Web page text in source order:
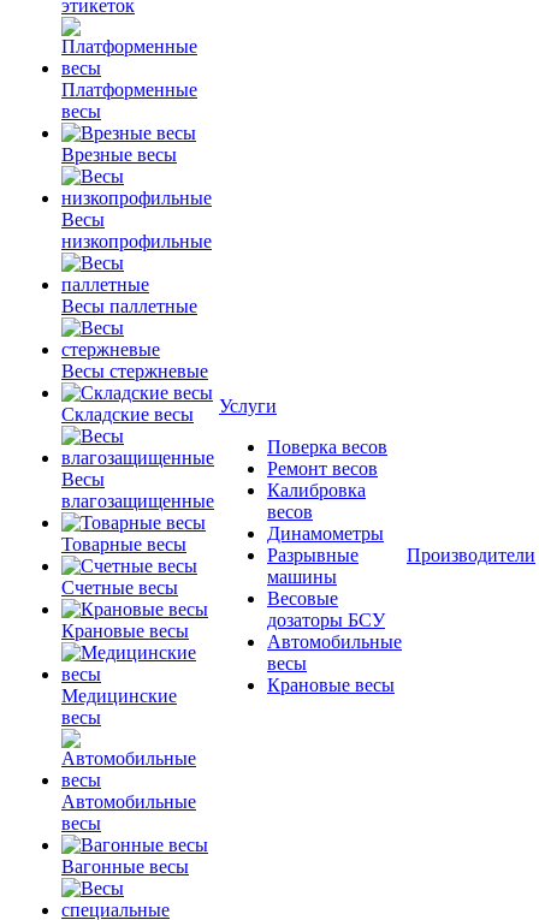
этикеток
Платформенные
весы
Врезные весы
Весы
низкопрофильные
Весы паллетные
Весы стержневые
Складские весы
Весы
влагозащищенные
Товарные весы
Счетные весы
Крановые весы
Медицинские
весы
Автомобильные
весы
Вагонные весы
Услуги
Поверка весов
Ремонт весов
Калибровка
весов
Динамометры
Разрывные
машины
Весовые
дозаторы БСУ
Автомобильные
весы
Крановые весы
Производители